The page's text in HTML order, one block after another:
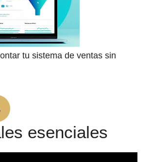
tu sistema de ventas sin
esenciales